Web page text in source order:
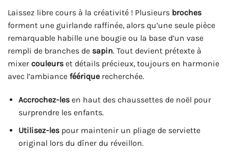
Laissez libre cours à la créativité ! Plusieurs broches
forment une guirlande raffinée, alors qu’une seule pièce
remarquable habille une bougie ou la base d’un vase
rempli de branches de sapin. Tout devient prétexte à
mixer couleurs et détails précieux, toujours en harmonie
avec l’ambiance féérique recherchée.
Accrochez-lesen haut des chaussettes de noël pour
surprendre les enfants.
Utilisez-lespour maintenir un pliage de serviette
original lors du dîner du réveillon.